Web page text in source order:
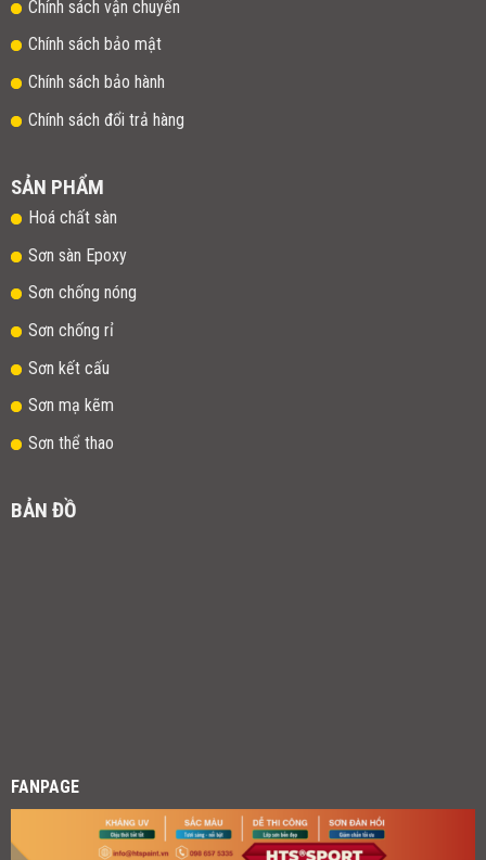
Chính sách vận chuyển
Chính sách bảo mật
Chính sách bảo hành
Chính sách đổi trả hàng
SẢN PHẨM
Hoá chất sàn
Sơn sàn Epoxy
Sơn chống nóng
Sơn chống rỉ
Sơn kết cấu
Sơn mạ kẽm
Sơn thể thao
BẢN ĐỒ
FANPAGE